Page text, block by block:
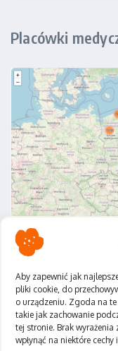
Aby zapewnić jak
pliki cookie, do
o urządzeniu. Zgoda na
takie jak zachowanie
tej stronie. Brak
wpłynąć na niektóre cechy
Placówki
Polityka
Regulamin